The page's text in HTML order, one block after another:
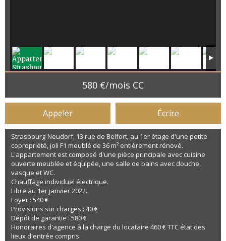
580 €/mois CC
Appeler Écrire
Strasbourg-Neudorf, 13 rue de Belfort, au 1er étage d'une petite
copropriété, joli F1 meublé de 36 m² entièrement rénové.
L'appartement est composé d'une pièce principale avec cuisine
ouverte meublée et équipée, une salle de bains avec douche,
vasque et WC.
Chauffage individuel électrique.
Libre au 1er janvier 2022.
Loyer : 540 €
Provisions sur charges : 40 €
Dépôt de garantie : 580 €
Honoraires d'agence à la charge du locataire 460 € TTC état des
lieux d'entrée compris.